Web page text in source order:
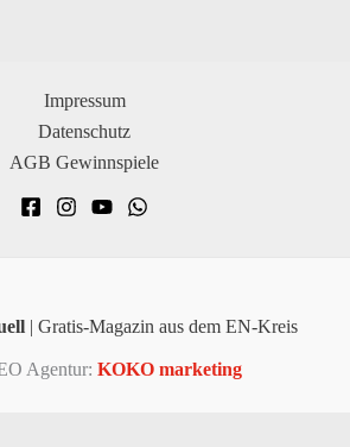
Impressum
Datenschutz
AGB Gewinnspiele
| Gratis-Magazin aus dem EN-Kreis
Agentur: KOKO marketing